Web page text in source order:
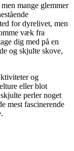
mange glemmer
for dyrelivet, men
væk fra
dig med på en
og skjulte skove,
og
eller blot
perler noget
mest fascinerende